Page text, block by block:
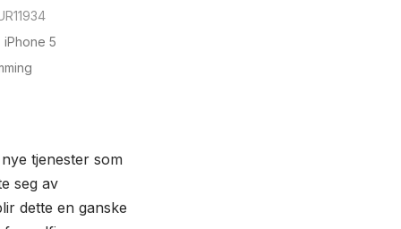
iPhone 5
tjenester som
seg av
dette en ganske